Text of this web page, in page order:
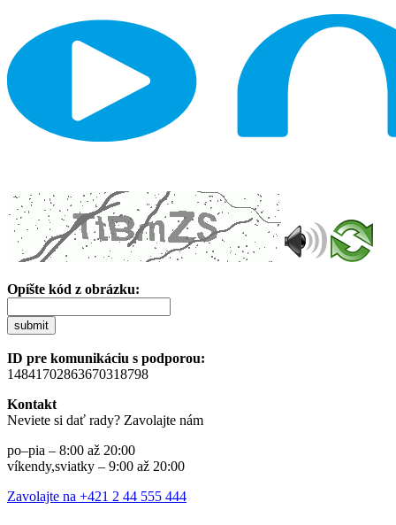
Opíšte kód z obrázku:
submit
ID pre komunikáciu s podporou:
14841702863670318798
Kontakt
Neviete si dať rady? Zavolajte nám
po–pia – 8:00 až 20:00
víkendy,sviatky – 9:00 až 20:00
Zavolajte na +421 2 44 555 444